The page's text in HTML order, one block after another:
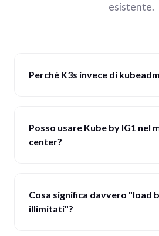
esistente.
Perché K3s invece di
Posso usare Kube by IG1 nel
center?
Cosa significa davvero "load
illimitati"?